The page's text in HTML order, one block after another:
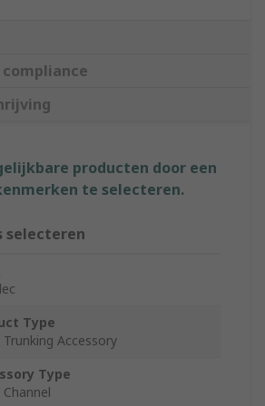
producten door een
te selecteren.
selecteren
Type
Trunking Accessory
Type
Channel